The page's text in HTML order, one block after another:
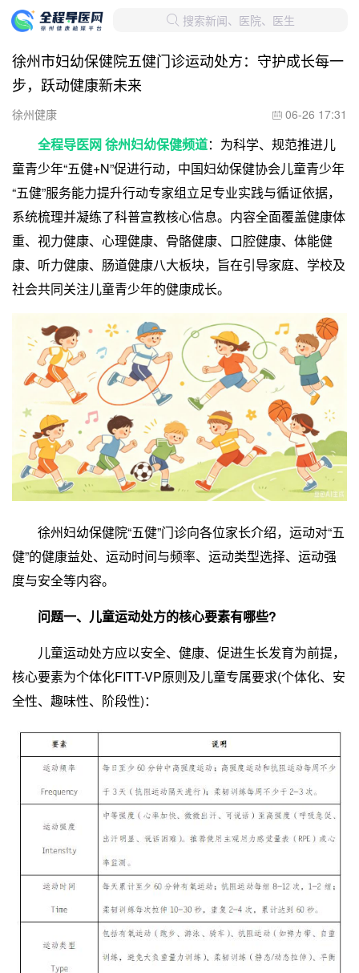
 搜索新闻、医院、医生
徐州市妇幼保健院五健门诊运动处方：守护成长每一
步，跃动健康新未来
徐州健康  06-26 17:31
全程导医网 徐州妇幼保健频道：为科学、规范推进儿
童青少年“五健+N”促进行动，中国妇幼保健协会儿童青少年
“五健”服务能力提升行动专家组立足专业实践与循证依据，
系统梳理并凝练了科普宣教核心信息。内容全面覆盖健康体
重、视力健康、心理健康、骨骼健康、口腔健康、体能健
康、听力健康、肠道健康八大板块，旨在引导家庭、学校及
社会共同关注儿童青少年的健康成长。
徐州妇幼保健院“五健”门诊向各位家长介绍，运动对“五
健”的健康益处、运动时间与频率、运动类型选择、运动强
度与安全等内容。
问题一、儿童运动处方的核心要素有哪些?
儿童运动处方应以安全、健康、促进生长发育为前提，
核心要素为个体化FITT-VP原则及儿童专属要求(个体化、安
全性、趣味性、阶段性)：